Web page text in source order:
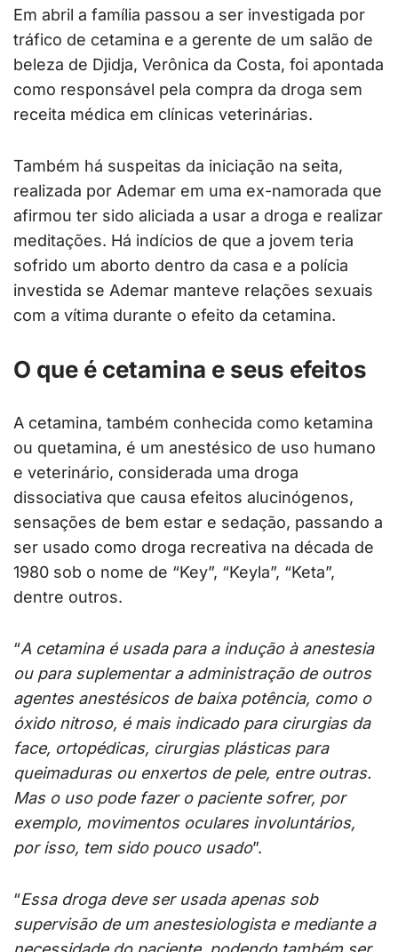
Em abril a família passou a ser investigada por
tráfico de cetamina e a gerente de um salão de
beleza de Djidja, Verônica da Costa, foi apontada
como responsável pela compra da droga sem
receita médica em clínicas veterinárias.
Também há suspeitas da iniciação na seita,
realizada por Ademar em uma ex-namorada que
afirmou ter sido aliciada a usar a droga e realizar
meditações. Há indícios de que a jovem teria
sofrido um aborto dentro da casa e a polícia
investida se Ademar manteve relações sexuais
com a vítima durante o efeito da cetamina.
O que é cetamina e seus efeitos
A cetamina, também conhecida como ketamina
ou quetamina, é um anestésico de uso humano
e veterinário, considerada uma droga
dissociativa que causa efeitos alucinógenos,
sensações de bem estar e sedação, passando a
ser usado como droga recreativa na década de
1980 sob o nome de “Key”, “Keyla”, “Keta”,
dentre outros.
“A cetamina é usada para a indução à anestesia
ou para suplementar a administração de outros
agentes anestésicos de baixa potência, como o
óxido nitroso, é mais indicado para cirurgias da
face, ortopédicas, cirurgias plásticas para
queimaduras ou enxertos de pele, entre outras.
Mas o uso pode fazer o paciente sofrer, por
exemplo, movimentos oculares involuntários,
por isso, tem sido pouco usado”.
“Essa droga deve ser usada apenas sob
supervisão de um anestesiologista e mediante a